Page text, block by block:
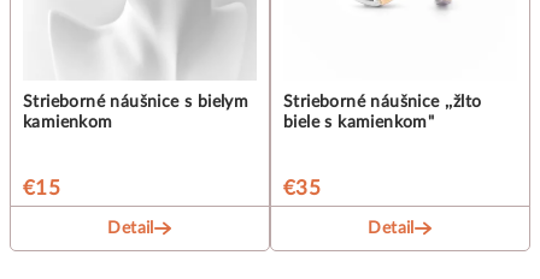
Strieborné náušnice s bielym
kamienkom
€15
Detail
Strieborné náušnice ,,žlto
biele s kamienkom"
€35
Detail